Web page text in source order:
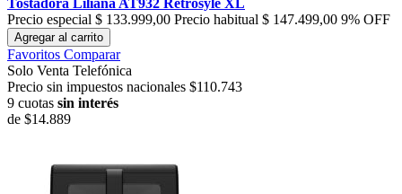
Tostadora Liliana AT932 Retrosyle XL
Precio especial $ 133.999,00 Precio habitual $ 147.499,00 9% OFF
Agregar al carrito
Favoritos Comparar
Solo Venta Telefónica
Precio sin impuestos nacionales $110.743
9 cuotas sin interés
de $14.889